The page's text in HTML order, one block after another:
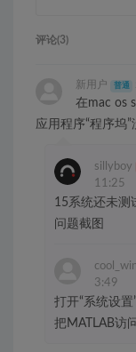
评论(3)
新用户 普通
在mac os
应用程序“程序坞
sillyboy
11:25
15系统还未测
问题截图
3:49
打开“系统设置
把MATLAB访